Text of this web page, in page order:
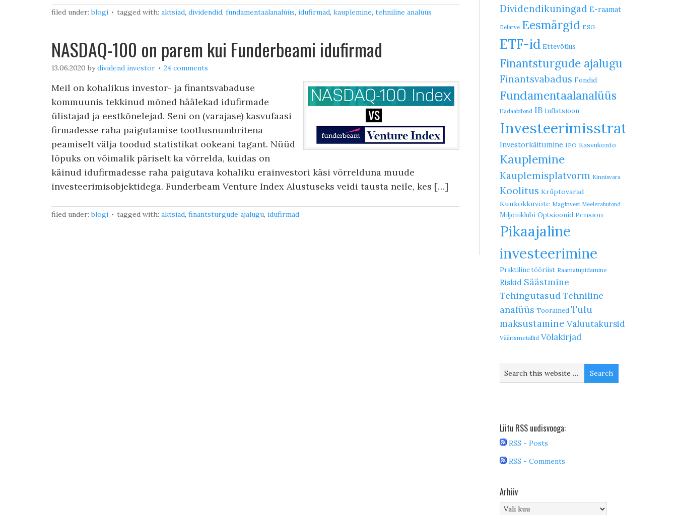
filed under:blogi tagged with: aktsiad, dividendid, fundamentaalanalüüs, idufirmad, kauplemine, tehniline analüüs
NASDAQ-100 on parem kui Funderbeami idufirmad
13.06.2020 bydividend investor 24 comments
Meil on kohalikus investor- ja finantsvabaduse
kommuunis tekkinud mõned häälekad idufirmade
ülistajad ja eestkõnelejad. Seni on (varajase) kasvufaasi
firmadesse raha paigutamise tootlusnumbritena
peamiselt välja toodud statistikat ookeani tagant. Nüüd
lõpuks on võimalik päriselt ka võrrelda, kuidas on
käinud idufirmadesse raha paigutava kohaliku erainvestori käsi võrrelduna muude
investeerimisobjektidega. Funderbeam Venture Index Alustuseks veidi tausta neile, kes […]
filed under:blogi tagged with: aktsiad, finantsturgude ajalugu, idufirmad
Dividendikuningad E-raamat
Eelarve Eesmärgid ESG
ETF-id Ettevõtlus
Finantsturgude ajalugu
Finantsvabadus Fondid
Fundamentaalanalüüs
Hädaabifond IB Inflatsioon
Investeerimisstrateegia
Investorkäitumine IPO Kasvukonto
Kauplemine
Kauplemisplatvorm Kinnisvara
Koolitus Krüptovarad
Kuukokkuvõte MagInvest Meelerahufond
Miljoniklubi Optsioonid Pension
Pikaajaline
investeerimine
Praktiline tööriist Raamatupidamine
Riskid Säästmine
TehingutasudTehniline
analüüs Toorained Tulu
maksustamine Valuutakursid
Väärismetallid Võlakirjad
Liitu RSS uudisvooga:
RSS - Posts
RSS - Comments
Arhiiv
Arhiiv